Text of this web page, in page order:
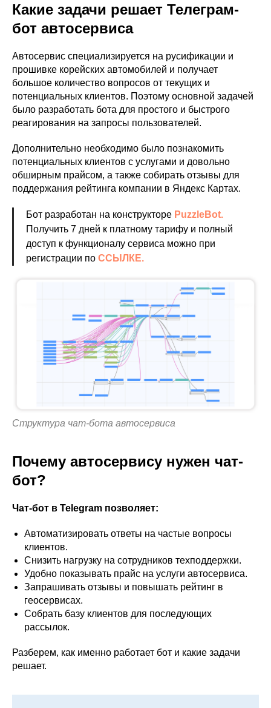
Какие задачи решает Телеграм-
бот автосервиса
Автосервис специализируется на русификации и
прошивке корейских автомобилей и получает
большое количество вопросов от текущих и
потенциальных клиентов. Поэтому основной задачей
было разработать бота для простого и быстрого
реагирования на запросы пользователей.
Дополнительно необходимо было познакомить
потенциальных клиентов с услугами и довольно
обширным прайсом, а также собирать отзывы для
поддержания рейтинга компании в Яндекс Картах.
Бот разработан на конструкторе PuzzleBot.
Получить 7 дней к платному тарифу и полный
доступ к функционалу сервиса можно при
регистрации по ССЫЛКЕ.
Структура чат-бота автосервиса
Почему автосервису нужен чат-
бот?
Чат-бот в Telegram позволяет:
Автоматизировать ответы на частые вопросы
клиентов.
Снизить нагрузку на сотрудников техподдержки.
Удобно показывать прайс на услуги автосервиса.
Запрашивать отзывы и повышать рейтинг в
геосервисах.
Собрать базу клиентов для последующих
рассылок.
Разберем, как именно работает бот и какие задачи
решает.